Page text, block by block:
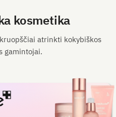
kosmetika
atrinkti kokybiškos
gamintojai.